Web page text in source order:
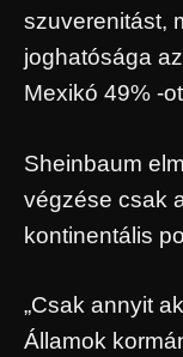
szuverenitást,
joghatósága
Mexikó 49% -
Sheinbaum
végzése csak
kontinentális
„Csak annyit
Államok